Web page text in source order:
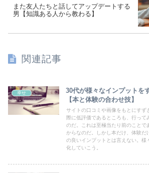
また友人たちと話してアップデートする
男【知識ある人から教わる】
関連記事
幸せ
30代が様々なインプットを
【本と体験の合わせ技】
サイトの口コミや画像をもとにすず
際に低評価であるところも、行って
のだ。これは至極当たり前のことで
からなのだ。しかし本だけ、体験だ
の良いインプットとは言えない。様
化していこう。